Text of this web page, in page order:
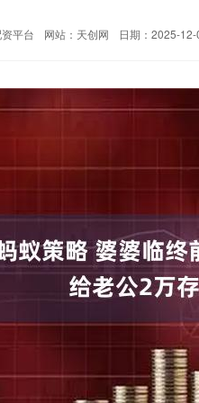
平台 网站：天创网 日期：2025-